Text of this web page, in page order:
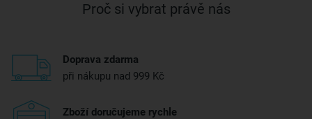
Proč si vybrat právě nás
Doprava zdarma
při nákupu nad 999 Kč
Zboží doručujeme rychle